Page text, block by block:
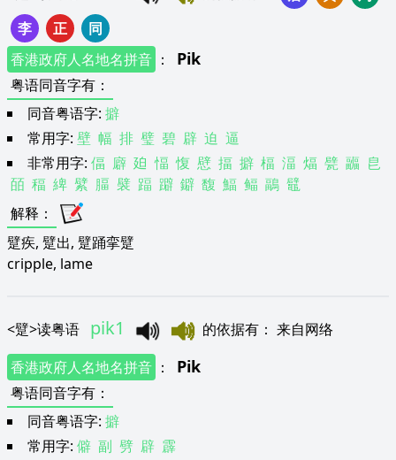
李
正
同
香港政府人名地名拼音 ： Pik
粤语同音字有 ：
同音粤语字: 擗
常用字: 壁 幅 排 璧 碧 辟 迫 逼
非常用字: 偪 廦 廹 愊 愎 憵 揊 擗 楅 湢 煏 甓 疈 皀
皕 稫 綼 繴 腷 襞 踾 躃 鐴 馥 鰏 鲾 鶝 鼊
解释 ：
躄疾, 躄出, 躄踊挛躄
cripple, lame
<躄>读粤语 pik1 的依据有 ： 来自网络
香港政府人名地名拼音 ： Pik
粤语同音字有 ：
同音粤语字: 擗
常用字: 僻 副 劈 辟 霹